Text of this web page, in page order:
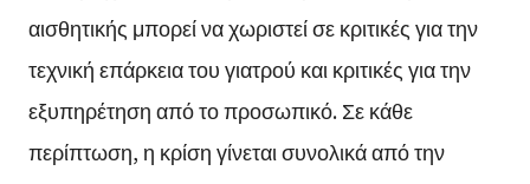
αισθητικής μπορεί να χωριστεί σε κριτικές για την
τεχνική επάρκεια του γιατρού και κριτικές για την
εξυπηρέτηση από το προσωπικό. Σε κάθε
περίπτωση, η κρίση γίνεται συνολικά από την